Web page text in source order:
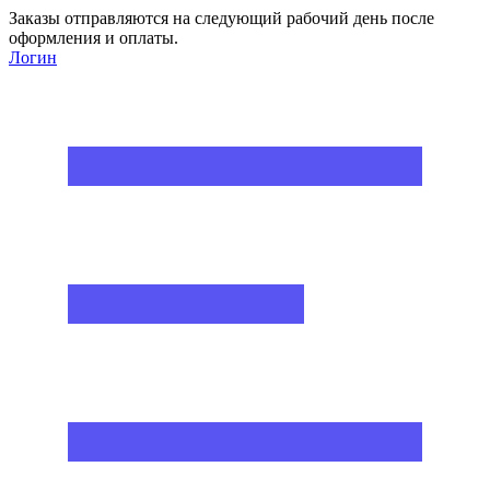
Заказы отправляются на следующий рабочий день после
оформления и оплаты.
Логин